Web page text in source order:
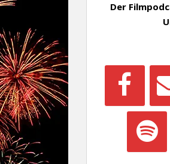
Der